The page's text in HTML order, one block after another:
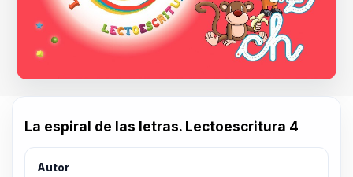
La espiral de las letras. Lectoescritura 4
Autor